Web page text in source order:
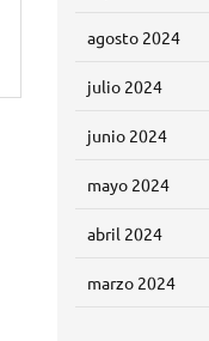
agosto 2024
julio 2024
junio 2024
mayo 2024
abril 2024
marzo 2024